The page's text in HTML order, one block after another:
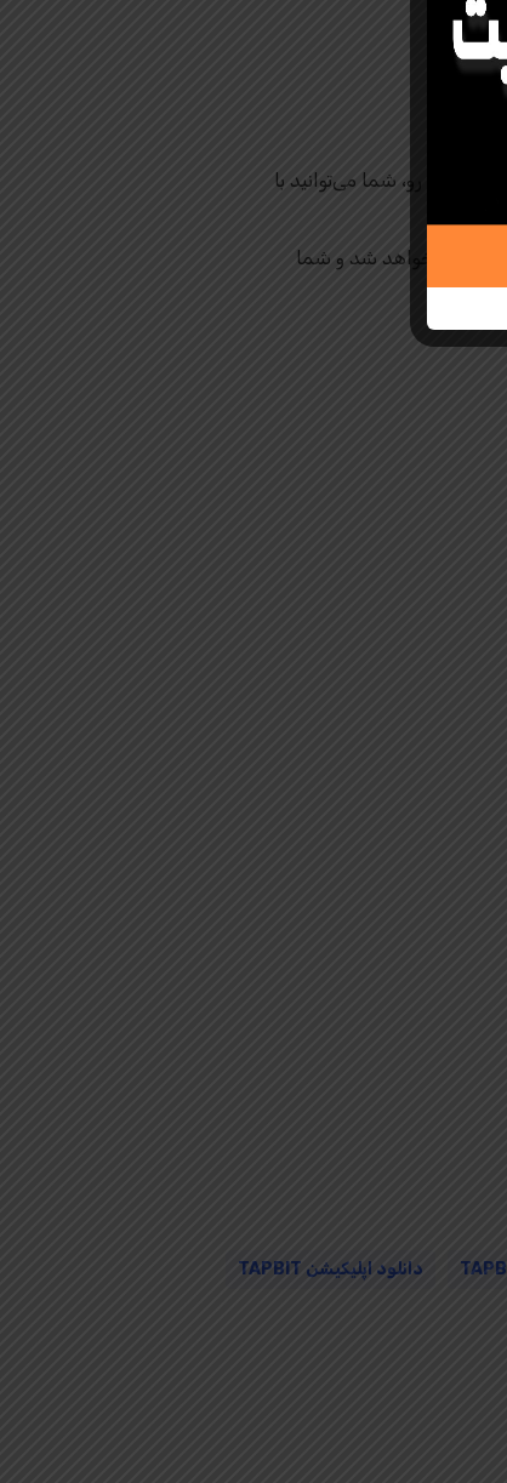
از این رو، شما می‌توانید با
: خدمات سپرده‌گذاری و برداشت ارز GPS در صرافی تپ بیت از تاریخ 6 مارس 2025 آغاز خواهد شد و شما
دانلود اپلیکیشن TAPBIT